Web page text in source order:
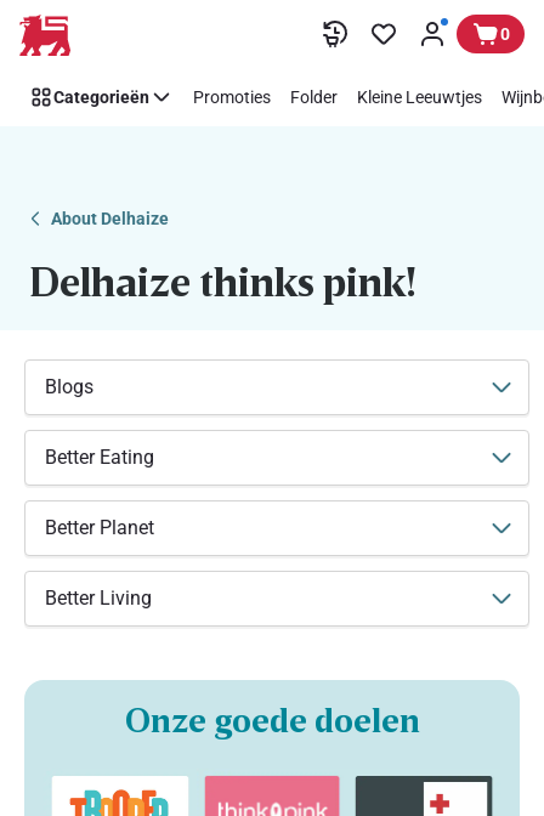
Overslaan
Makkelijk
Think
steunen
0
Categorieën Promoties Folder Kleine Leeuwtjes
About Delhaize
Delhaize thinks pink!
Blogs
Better Eating
Better Planet
Better Living
Onze goede doelen